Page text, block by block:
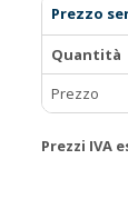
Prezzo
Quantità
Prezzo
Prezzi IVA